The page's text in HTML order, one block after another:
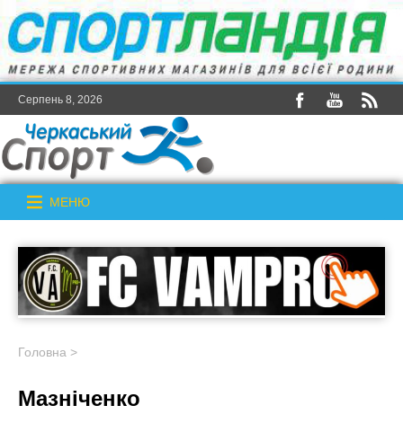
Серпень 8, 2026
МЕНЮ
Головна >
Мазніченко